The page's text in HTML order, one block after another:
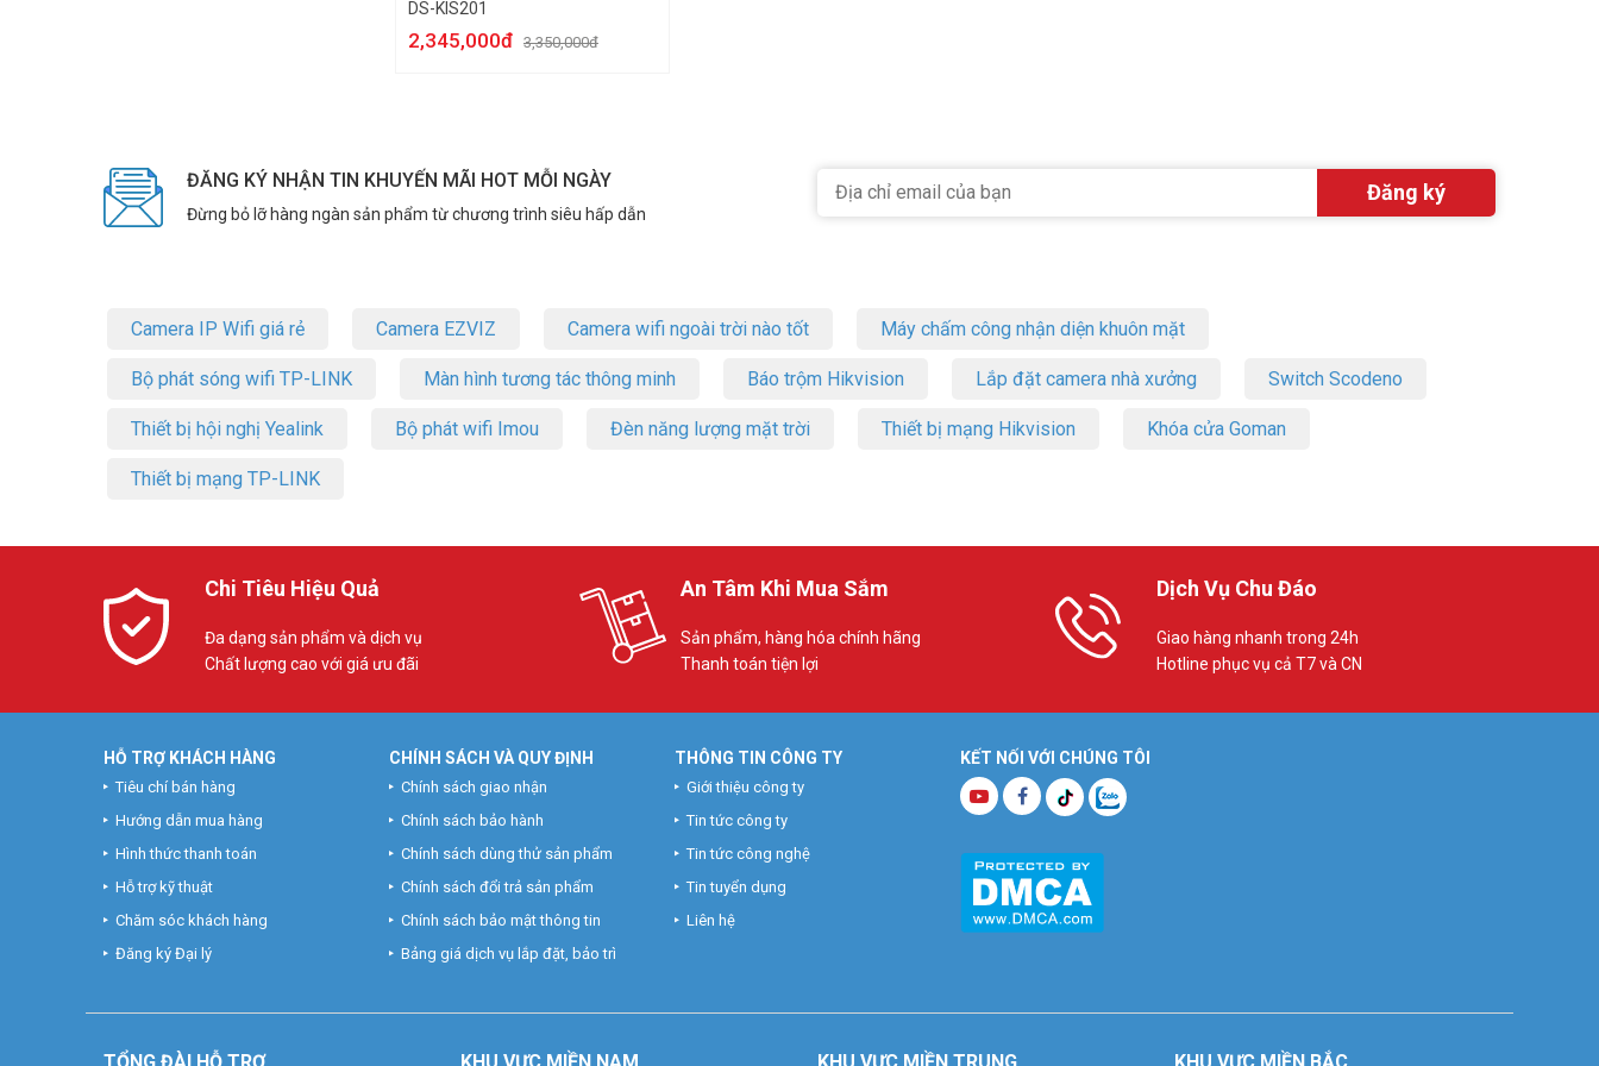
DS-KIS201
2,345,000đ 3,350,000đ
ĐĂNG KÝ NHẬN TIN KHUYẾN MÃI HOT MỖI NGÀY
Đừng bỏ lỡ hàng ngàn sản phẩm từ chương trình siêu hấp dẫn
Camera IP Wifi giá rẻ Camera EZVIZ Camera wifi ngoài trời nào tốt Máy chấm công nhận diện khuôn mặt
Bộ phát sóng wifi TP-LINK Màn hình tương tác thông minh Báo trộm Hikvision Lắp đặt camera nhà xưởng Switch Scodeno
Thiết bị hội nghị Yealink Bộ phát wifi Imou Đèn năng lượng mặt trời Thiết bị mạng Hikvision Khóa cửa Goman
Thiết bị mạng TP-LINK
Chi Tiêu Hiệu Quả
Đa dạng sản phẩm và dịch vụ
Chất lượng cao với giá ưu đãi
An Tâm Khi Mua Sắm
Sản phẩm, hàng hóa chính hãng
Thanh toán tiện lợi
Dịch Vụ Chu Đáo
Giao hàng nhanh trong 24h
Hotline phục vụ cả T7 và CN
KẾT NỐI VỚI CHÚNG TÔI
HỖ TRỢ KHÁCH HÀNG
Tiêu chí bán hàng
Hướng dẫn mua hàng
Hình thức thanh toán
Hỗ trợ kỹ thuật
Chăm sóc khách hàng
Đăng ký Đại lý
CHÍNH SÁCH VÀ QUY ĐỊNH
Chính sách giao nhận
Chính sách bảo hành
Chính sách dùng thử sản phẩm
Chính sách đổi trả sản phẩm
Chính sách bảo mật thông tin
Bảng giá dịch vụ lắp đặt, bảo trì
THÔNG TIN CÔNG TY
Giới thiệu công ty
Tin tức công ty
Tin tức công nghệ
Tin tuyển dụng
Liên hệ
TỔNG ĐÀI HỖ TRỢ KHU VỰC MIỀN NAM KHU VỰC MIỀN TRUNG KHU VỰC MIỀN BẮC